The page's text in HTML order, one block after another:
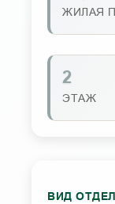
ЖИЛАЯ
2
ЭТАЖ
ВИД